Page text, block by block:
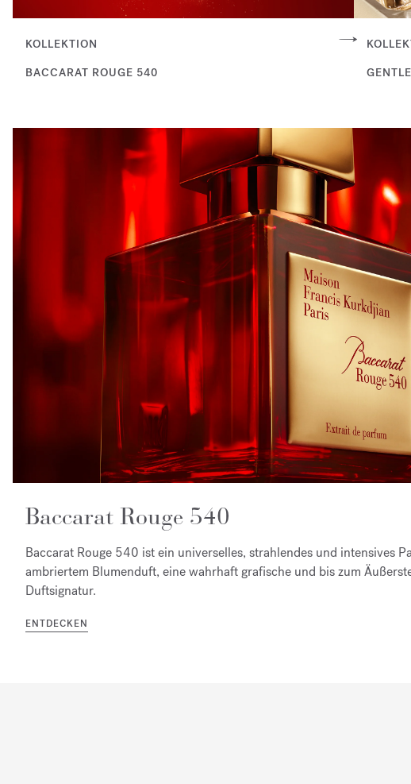
KOLLEKTION
BACCARAT ROUGE 540
Baccarat Rouge 540
Baccarat Rouge 540 ist ein universelles, strahlendes und intensives
ambriertem Blumenduft, eine wahrhaft grafische und bis zum
Duftsignatur.
ENTDECKEN